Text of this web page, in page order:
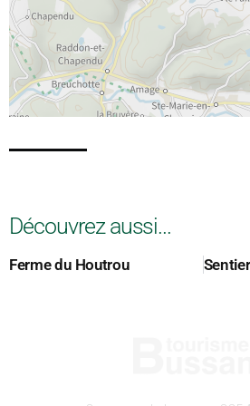
Découvrez aussi...
Ferme du Houtrou